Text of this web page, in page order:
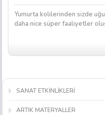
Yumurta kolilerinden sizde
daha nice süper faaliyetler
SANAT ETKİNLİKLERİ
ARTIK MATERYALLER